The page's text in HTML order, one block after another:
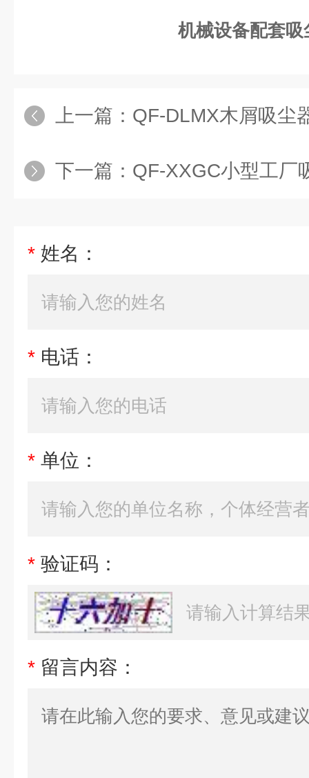
机械设备配套吸
上一篇： QF-DLMX木屑吸尘
下一篇： QF-XXGC小型工厂
* 姓名：
* 电话：
* 单位：
* 验证码：
* 留言内容：